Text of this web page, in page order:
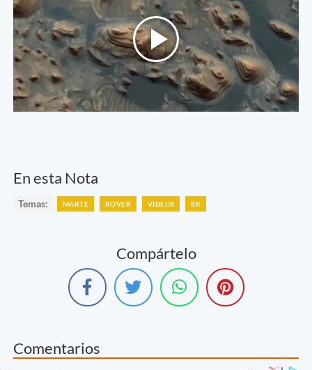
En esta Nota
Temas: MARTE ROVER VIDEOS 8K
Compártelo
Comentarios